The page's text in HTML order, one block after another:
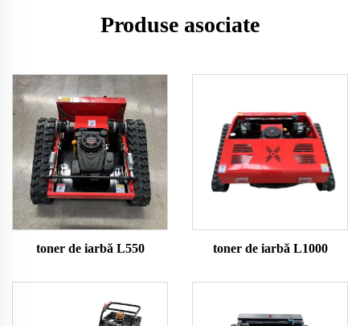
Produse asociate
toner de iarbă L550 toner de iarbă L1000